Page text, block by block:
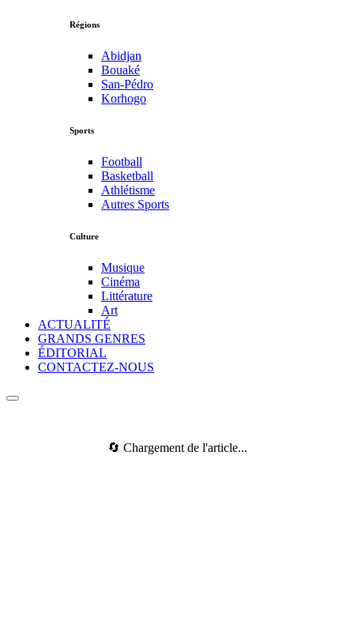
Régions
Abidjan
Bouaké
San-Pédro
Korhogo
Sports
Football
Basketball
Athlétisme
Autres Sports
Culture
Musique
Cinéma
Littérature
Art
ACTUALITÉ
GRANDS GENRES
ÉDITORIAL
CONTACTEZ-NOUS
🔄 Chargement de l'article...